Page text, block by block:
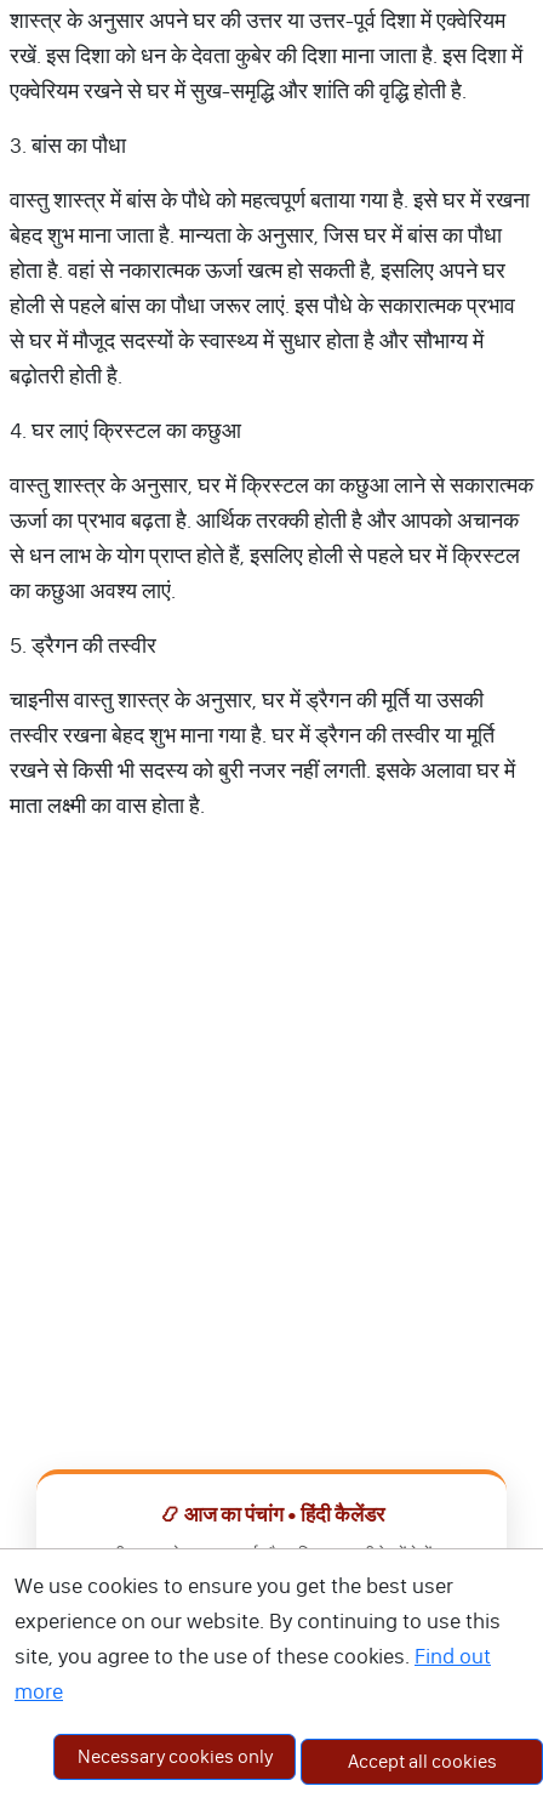
शास्त्र के अनुसार अपने घर की उत्तर या उत्तर-पूर्व दिशा में एक्वेरियम
रखें. इस दिशा को धन के देवता कुबेर की दिशा माना जाता है. इस दिशा में
एक्वेरियम रखने से घर में सुख-समृद्धि और शांति की वृद्धि होती है.
3. बांस का पौधा
वास्तु शास्त्र में बांस के पौधे को महत्वपूर्ण बताया गया है. इसे घर में रखना
बेहद शुभ माना जाता है. मान्यता के अनुसार, जिस घर में बांस का पौधा
होता है. वहां से नकारात्मक ऊर्जा खत्म हो सकती है, इसलिए अपने घर
होली से पहले बांस का पौधा जरूर लाएं. इस पौधे के सकारात्मक प्रभाव
से घर में मौजूद सदस्यों के स्वास्थ्य में सुधार होता है और सौभाग्य में
बढ़ोतरी होती है.
4. घर लाएं क्रिस्टल का कछुआ
वास्तु शास्त्र के अनुसार, घर में क्रिस्टल का कछुआ लाने से सकारात्मक
ऊर्जा का प्रभाव बढ़ता है. आर्थिक तरक्की होती है और आपको अचानक
से धन लाभ के योग प्राप्त होते हैं, इसलिए होली से पहले घर में क्रिस्टल
का कछुआ अवश्य लाएं.
5. ड्रैगन की तस्वीर
चाइनीस वास्तु शास्त्र के अनुसार, घर में ड्रैगन की मूर्ति या उसकी
तस्वीर रखना बेहद शुभ माना गया है. घर में ड्रैगन की तस्वीर या मूर्ति
रखने से किसी भी सदस्य को बुरी नजर नहीं लगती. इसके अलावा घर में
माता लक्ष्मी का वास होता है.
📿 आज का पंचांग • हिंदी कैलेंडर
सभी व्रत, त्योहार, शुभ मुहूर्त और राशिफल एक ही ऐप में देखें।
📅 हिंदी कैलेंडर ऐप डाउनलोड करें
We use cookies to ensure you get the best user
experience on our website. By continuing to use this
site, you agree to the use of these cookies. Find out
more
Necessary cookies only Accept all cookies